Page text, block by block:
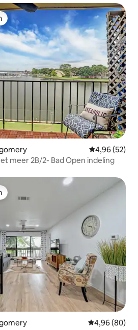
Gemiddelde
4,96 (52)
meer 2B/2- Bad Open indeling
Gemiddelde
4,96 (80)